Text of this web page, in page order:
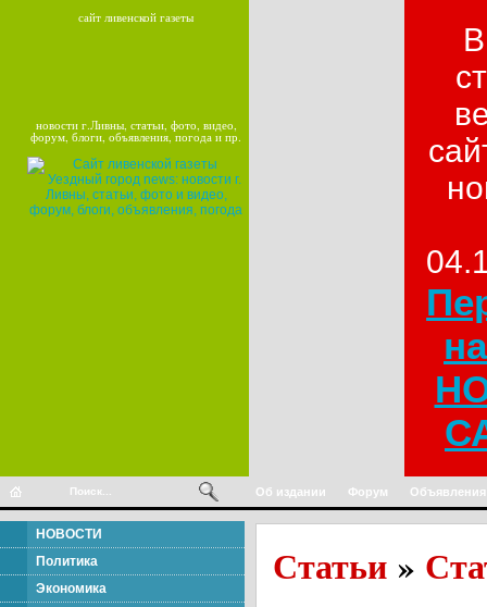
сайт ливенской газеты
новости г.Ливны, статьи, фото, видео,
форум, блоги, объявления, погода и пр.
Об издании Форум Объявления
НОВОСТИ
Политика
Экономика
Статьи »